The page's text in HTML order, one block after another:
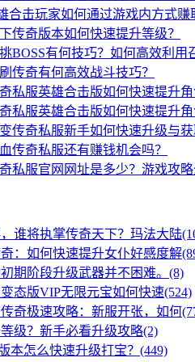
合击玩家如何通过游戏内方式赚
传奇版本如何快速提升等级？
BOSS有何技巧？如何高效利用
传奇有何高效战斗技巧？
私服英雄合击版如何快速提升角
私服英雄合击版如何快速提升
传奇私服新手如何快速升级与获
传奇私服还有赚钱机会吗？
私服官网网址是多少？游戏攻
谁将执掌传奇天下？玛法大陆
：如何快速提升女仆好感度解
期阶段升级武器并不困难。(8)
态版VIP无限元宝如何快速(524)
奇极速攻略：新服开张，如何
级？新手必看升级攻略(2)
本怎么快速升级打宝？(449)